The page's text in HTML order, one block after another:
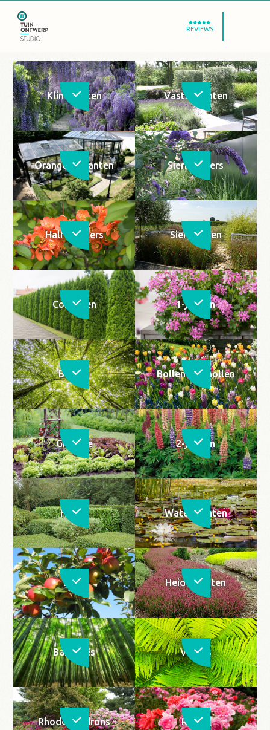
REVIEWS
Klimplanten Vaste planten
Orangerieplanten Sierheesters
Halfheesters Siergrassen
Coniferen 1-jarigen
Bomen Bollen en knollen
Groente 2-jarigen
Hagen Waterplanten
Fruit Heideplanten
Bamboes Varens
Rhododendrons Rozen